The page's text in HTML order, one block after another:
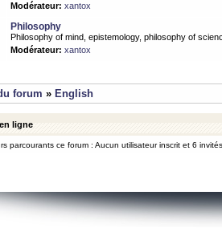
Modérateur: xantox
Philosophy
Philosophy of mind, epistemology, philosophy of
Modérateur: xantox
forum » English
ligne
parcourants ce forum : Aucun utilisateur inscrit et 6 invités